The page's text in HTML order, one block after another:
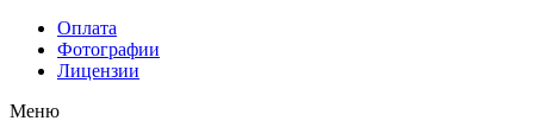
Оплата
Фотографии
Лицензии
Меню